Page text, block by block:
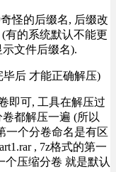
怪的后缀名, 后缀改
有的系统默认不能更
文件后缀名).
后 才能正确解压)
即可, 工具在解压过
都解压一遍 (所以
一个分卷命名是有区
, 7z格式的第一
个压缩分卷 就是默认